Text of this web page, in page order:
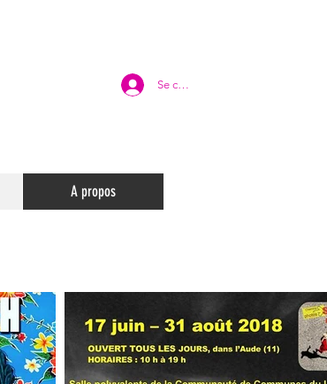
Se connecter
A propos